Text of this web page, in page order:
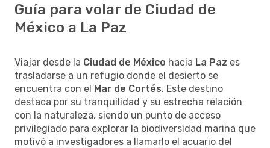
Guía para volar de Ciudad de
México a La Paz
Viajar desde la Ciudad de México hacia La Paz es
trasladarse a un refugio donde el desierto se
encuentra con el Mar de Cortés. Este destino
destaca por su tranquilidad y su estrecha relación
con la naturaleza, siendo un punto de acceso
privilegiado para explorar la biodiversidad marina que
motivó a investigadores a llamarlo el acuario del